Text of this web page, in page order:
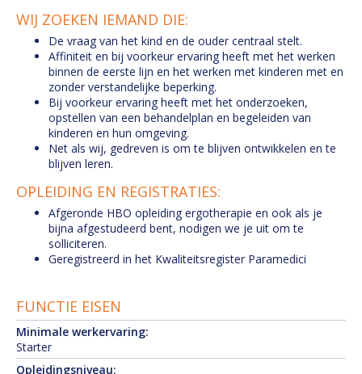
WIJ ZOEKEN IEMAND DIE:
De vraag van het kind en de ouder centraal stelt.
Affiniteit en bij voorkeur ervaring heeft met het werken
binnen de eerste lijn en het werken met kinderen met en
zonder verstandelijke beperking.
Bij voorkeur ervaring heeft met het onderzoeken,
opstellen van een behandelplan en begeleiden van
kinderen en hun omgeving.
Net als wij, gedreven is om te blijven ontwikkelen en te
blijven leren.
OPLEIDING EN REGISTRATIES:
Afgeronde HBO opleiding ergotherapie en ook als je
bijna afgestudeerd bent, nodigen we je uit om te
solliciteren.
Geregistreerd in het Kwaliteitsregister Paramedici
FUNCTIE EISEN
Minimale werkervaring:
Starter
Opleidingsniveau: